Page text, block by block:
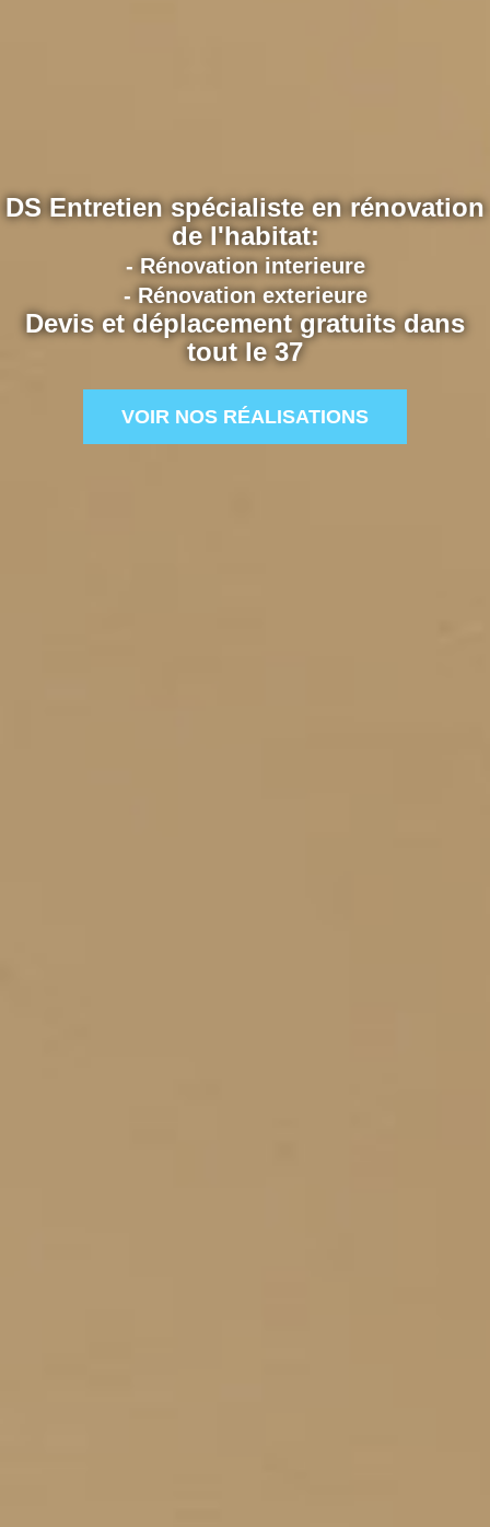
DS Entretien spécialiste en rénovation
de l'habitat:
- Rénovation interieure
- Rénovation exterieure
Devis et déplacement gratuits dans
tout le 37
VOIR NOS RÉALISATIONS